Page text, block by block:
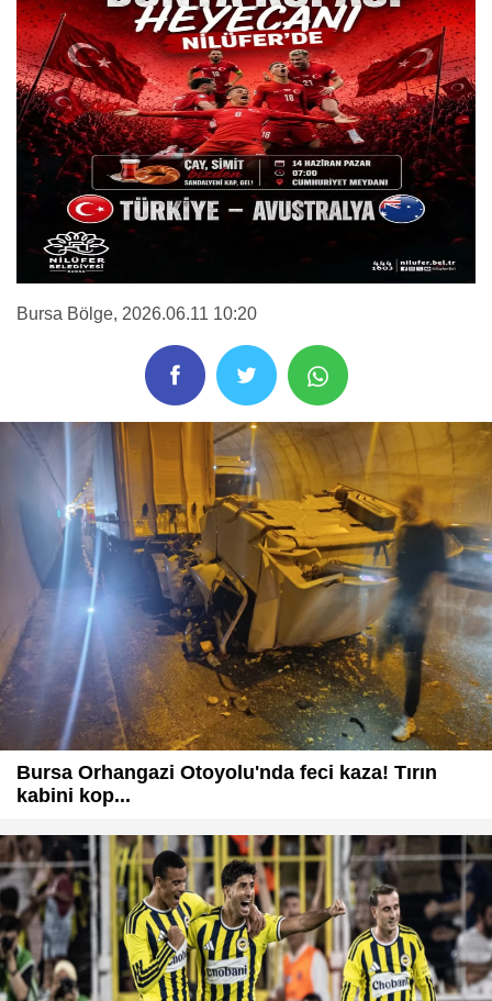
Bursa Bölge, 2026.06.11 10:20
Bursa Orhangazi Otoyolu'nda feci kaza! Tırın
kabini kop...